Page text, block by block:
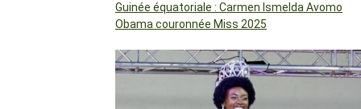
Guinée équatoriale : Carmen Ismelda Avomo
Obama couronnée Miss 2025